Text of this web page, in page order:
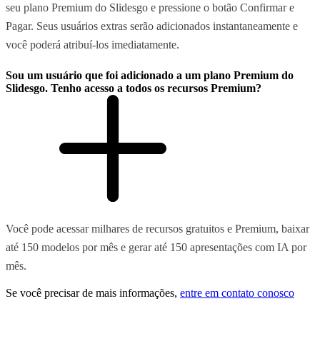
seu plano Premium do Slidesgo e pressione o botão Confirmar e
Pagar. Seus usuários extras serão adicionados instantaneamente e
você poderá atribuí-los imediatamente.
Sou um usuário que foi adicionado a um plano Premium do
Slidesgo. Tenho acesso a todos os recursos Premium?
Você pode acessar milhares de recursos gratuitos e Premium, baixar
até 150 modelos por mês e gerar até 150 apresentações com IA por
mês.
Se você precisar de mais informações, entre em contato conosco